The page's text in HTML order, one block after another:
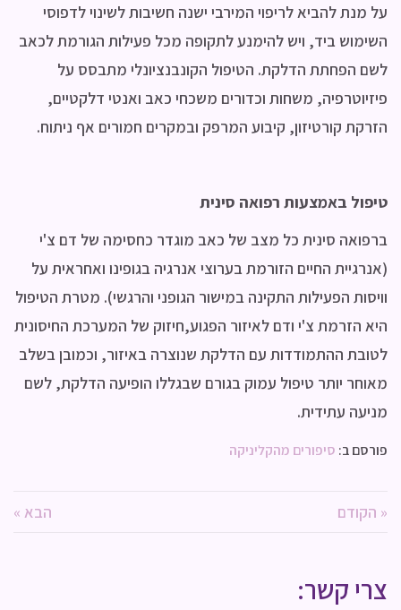
על מנת להביא לריפוי המירבי ישנה חשיבות לשינוי לדפוסי
השימוש ביד, ויש להימנע לתקופה מכל פעילות הגורמת לכאב
לשם הפחתת הדלקת. הטיפול הקונבנציונלי מתבסס על
פיזיוטרפיה, משחות וכדורים משכחי כאב ואנטי דלקטיים,
הזרקת קורטיזון, קיבוע המרפק ובמקרים חמורים אף ניתוח.
טיפול באמצעות רפואה סינית
ברפואה סינית כל מצב של כאב מוגדר כחסימה של דם צ'י
(אנרגיית החיים הזורמת בערוצי אנרגיה בגופינו ואחראית על
וויסות הפעילות התקינה במישור הגופני והרגשי). מטרת הטיפול
היא הזרמת צ'י ודם לאיזור הפגוע,חיזוק של המערכת החיסונית
לטובת ההתמודדות עם הדלקת שנוצרה באיזור, וכמובן בשלב
מאוחר יותר טיפול עמוק בגורם שבגללו הופיעה הדלקת, לשם
מניעה עתידית.
פורסם ב: סיפורים מהקליניקה
« הקודם הבא »
צרי קשר: